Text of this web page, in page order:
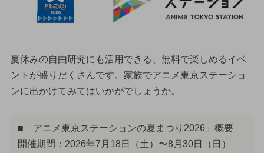
夏休みの自由研究にも活用できる、無料で楽しめるイベ
ントが盛りだくさんです。家族でアニメ東京ステーショ
ンに出かけてみてはいかがでしょうか。
■「アニメ東京ステーションの夏まつり2026」概要
開催期間：2026年7月18日（土）〜8月30日（日）